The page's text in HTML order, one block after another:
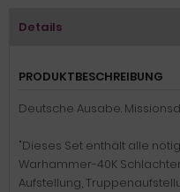
Details
PRODUKTBESCHREIBUNG
Deutsche Ausabe.
"Dieses Set enthält alle
Warhammer-40K
Aufstellung,